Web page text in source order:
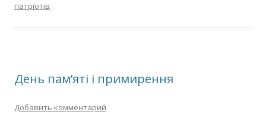
патріотів.
День пам’яті і примирення
Добавить комментарий